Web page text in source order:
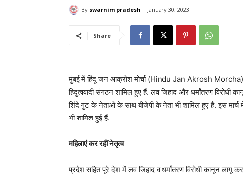
By swarnim pradesh January 30, 2023
Share
मुंबई में हिंदू जन आक्रोश मोर्चा (Hindu Jan Akrosh Morcha)
हिंदुत्ववादी संगठन शामिल हुए हैं. लव जिहाद और धर्मांतरण विरोधी
शिंदे गुट के नेताओं के साथ बीजेपी के नेता भी शामिल हुए हैं. इस मार्च
भी शामिल हुई हैं.
महिलाएं कर रहीं नेतृत्व
प्रदेश सहित पूरे देश में लव जिहाद व धर्मांतरण विरोधी कानून लागू